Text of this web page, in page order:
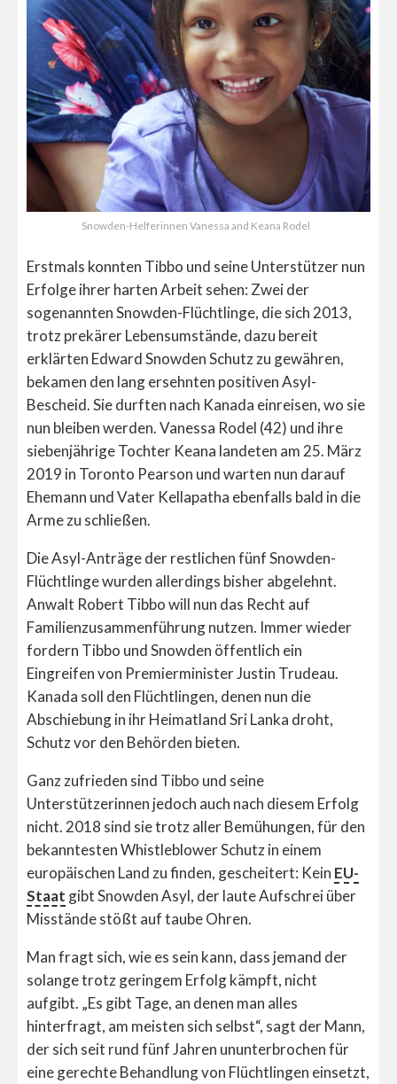
Snowden-Helferinnen Vanessa and Keana Rodel
Erstmals konnten Tibbo und seine Unterstützer nun
Erfolge ihrer harten Arbeit sehen: Zwei der
sogenannten Snowden-Flüchtlinge, die sich 2013,
trotz prekärer Lebensumstände, dazu bereit
erklärten Edward Snowden Schutz zu gewähren,
bekamen den lang ersehnten positiven Asyl-
Bescheid. Sie durften nach Kanada einreisen, wo sie
nun bleiben werden. Vanessa Rodel (42) und ihre
siebenjährige Tochter Keana landeten am 25. März
2019 in Toronto Pearson und warten nun darauf
Ehemann und Vater Kellapatha ebenfalls bald in die
Arme zu schließen.
Die Asyl-Anträge der restlichen fünf Snowden-
Flüchtlinge wurden allerdings bisher abgelehnt.
Anwalt Robert Tibbo will nun das Recht auf
Familienzusammenführung nutzen. Immer wieder
fordern Tibbo und Snowden öffentlich ein
Eingreifen von Premierminister Justin Trudeau.
Kanada soll den Flüchtlingen, denen nun die
Abschiebung in ihr Heimatland Sri Lanka droht,
Schutz vor den Behörden bieten.
Ganz zufrieden sind Tibbo und seine
Unterstützerinnen jedoch auch nach diesem Erfolg
nicht. 2018 sind sie trotz aller Bemühungen, für den
bekanntesten Whistleblower Schutz in einem
europäischen Land zu finden, gescheitert: Kein EU-
Staat gibt Snowden Asyl, der laute Aufschrei über
Misstände stößt auf taube Ohren.
Man fragt sich, wie es sein kann, dass jemand der
solange trotz geringem Erfolg kämpft, nicht
aufgibt. „Es gibt Tage, an denen man alles
hinterfragt, am meisten sich selbst“, sagt der Mann,
der sich seit rund fünf Jahren ununterbrochen für
eine gerechte Behandlung von Flüchtlingen einsetzt,